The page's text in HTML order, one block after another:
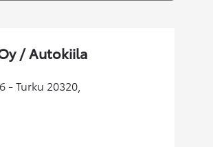
/ Autokiila
- Turku 20320,